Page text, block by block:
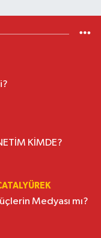
KİMDE?
Medyası mı?